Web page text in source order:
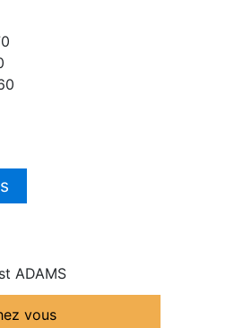
ADAMS
vous